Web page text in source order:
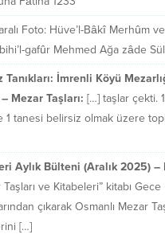
Foto: Hüve’l-Bâkî Merhûm
gafûr Mehmed Ağa zâde
Tanıkları: İmrenli Köyü
Mezar Taşları: […] taşlar çekti.
1 tanesi belirsiz olmak üzere
Aylık Bülteni (Aralık 2025) –
ve Kitabeleri” kitabı Gece
çıkarak Osmanlı Mezar
[…]